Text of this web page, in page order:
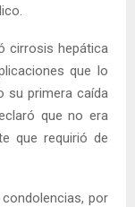
cirrosis hepática
que lo
su primera caída
que no era
que requirió de
por